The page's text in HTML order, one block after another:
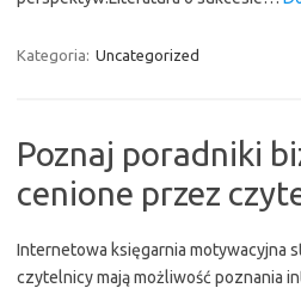
Kategoria: Uncategorized
Poznaj poradniki
cenione przez
Internetowa księgarnia motywacyjna
czytelnicy mają możliwość poznania